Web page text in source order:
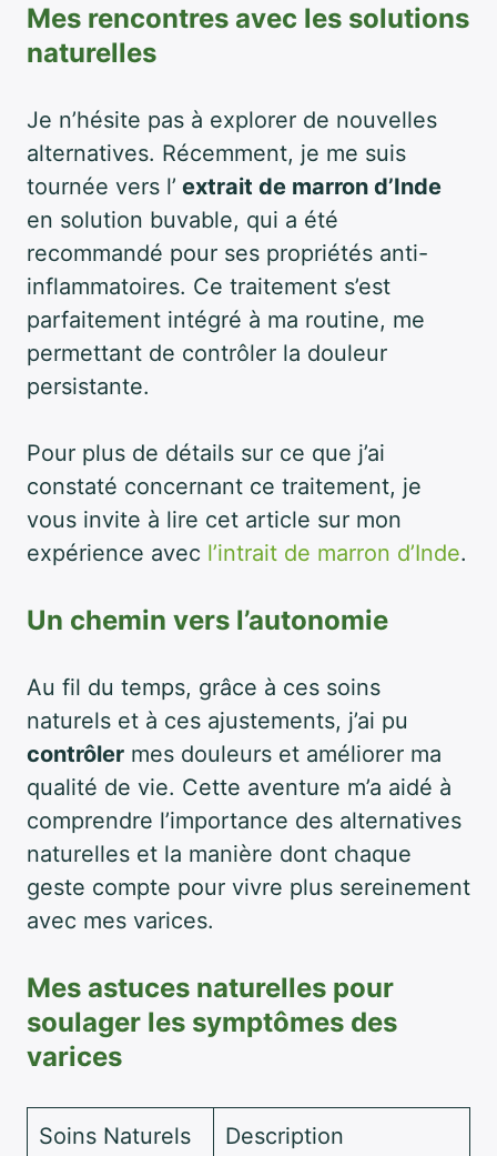
Mes rencontres avec les solutions
naturelles
Je n’hésite pas à explorer de nouvelles
alternatives. Récemment, je me suis
tournée vers l’ extrait de marron d’Inde
en solution buvable, qui a été
recommandé pour ses propriétés anti-
inflammatoires. Ce traitement s’est
parfaitement intégré à ma routine, me
permettant de contrôler la douleur
persistante.
Pour plus de détails sur ce que j’ai
constaté concernant ce traitement, je
vous invite à lire cet article sur mon
expérience avec l’intrait de marron d’Inde.
Un chemin vers l’autonomie
Au fil du temps, grâce à ces soins
naturels et à ces ajustements, j’ai pu
contrôler mes douleurs et améliorer ma
qualité de vie. Cette aventure m’a aidé à
comprendre l’importance des alternatives
naturelles et la manière dont chaque
geste compte pour vivre plus sereinement
avec mes varices.
Mes astuces naturelles pour
soulager les symptômes des
varices
Soins Naturels Description